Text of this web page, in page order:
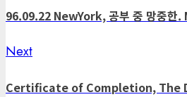
navigation
96.09.22 NewYork, 공부 중 망중한.
NextNext
Certificate of Completion, The